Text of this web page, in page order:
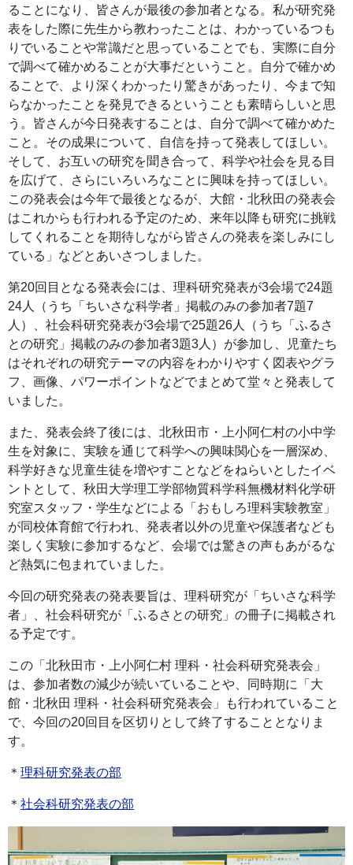
ることになり、皆さんが最後の参加者となる。私が研究発
表をした際に先生から教わったことは、わかっているつも
りでいることや常識だと思っていることでも、実際に自分
で調べて確かめることが大事だということ。自分で確かめ
ることで、より深くわかったり驚きがあったり、今まで知
らなかったことを発見できるということも素晴らしいと思
う。皆さんが今日発表することは、自分で調べて確かめた
こと。その成果について、自信を持って発表してほしい。
そして、お互いの研究を聞き合って、科学や社会を見る目
を広げて、さらにいろいろなことに興味を持ってほしい。
この発表会は今年で最後となるが、大館・北秋田の発表会
はこれからも行われる予定のため、来年以降も研究に挑戦
してくれることを期待しながら皆さんの発表を楽しみにし
ている」などとあいさつしました。
第20回目となる発表会には、理科研究発表が3会場で24題
24人（うち「ちいさな科学者」掲載のみの参加者7題7
人）、社会科研究発表が3会場で25題26人（うち「ふるさ
との研究」掲載のみの参加者3題3人）が参加し、児童たち
はそれぞれの研究テーマの内容をわかりやすく図表やグラ
フ、画像、パワーポイントなどでまとめて堂々と発表して
いました。
また、発表会終了後には、北秋田市・上小阿仁村の小中学
生を対象に、実験を通じて科学への興味関心を一層深め、
科学好きな児童生徒を増やすことなどをねらいとしたイベ
ントとして、秋田大学理工学部物質科学科無機材料化学研
究室スタッフ・学生などによる「おもしろ理科実験教室」
が同校体育館で行われ、発表者以外の児童や保護者なども
楽しく実験に参加するなど、会場では驚きの声もあがるな
ど熱気に包まれていました。
今回の研究発表の発表要旨は、理科研究が「ちいさな科学
者」、社会科研究が「ふるさとの研究」の冊子に掲載され
る予定です。
この「北秋田市・上小阿仁村 理科・社会科研究発表会」
は、参加者数の減少が続いていることや、同時期に「大
館・北秋田 理科・社会科研究発表会」も行われていること
で、今回の20回目を区切りとして終了することとなりま
す。
＊ 理科研究発表の部
＊ 社会科研究発表の部